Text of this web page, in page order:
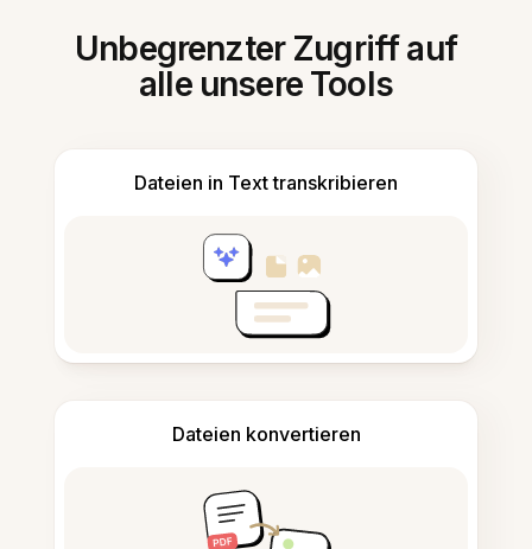
Unbegrenzter Zugriff auf
alle unsere Tools
Dateien in Text transkribieren
Dateien konvertieren